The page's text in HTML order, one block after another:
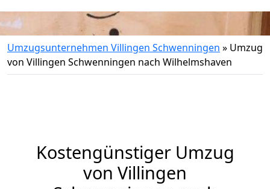
Umzugsunternehmen Villingen Schwenningen » Umzug
von Villingen Schwenningen nach Wilhelmshaven
Kostengünstiger Umzug
von Villingen